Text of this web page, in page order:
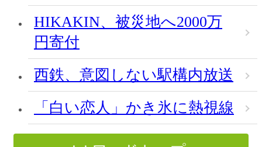
HIKAKIN、被災地へ2000万
円寄付
西鉄、意図しない駅構内放送
「白い恋人」かき氷に熱視線